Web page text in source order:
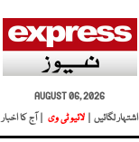
AUGUST 06, 2026
اشتہار لگائیں |
لائیو ٹی وی | آج کا اخبار